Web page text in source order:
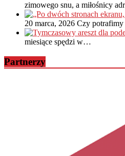
zimowego snu, a miłośnicy
20 marca, 2026 Czy potrafimy
miesiące spędzi w…
Partnerzy